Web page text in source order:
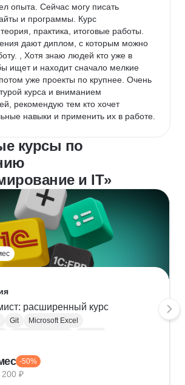
опыта. Сейчас могу писать
и программы. Курс
практика, итоговые работы.
дают диплом, с которым можно
, Хотя знаю людей кто уже в
ищет и находит сначало мелкие
уже проекты по крупнее. Очень
курса и вниманием
рекомендую тем кто хочет
навыки и применить их в работе.
курсы по
и IT»
расширенный курс
Git
Microsoft Excel
1С
-50%
200 ₽